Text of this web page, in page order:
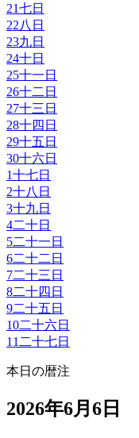
21七日
22八日
23九日
24十日
25十一日
26十二日
27十三日
28十四日
29十五日
30十六日
1十七日
2十八日
3十九日
4二十日
5二十一日
6二十二日
7二十三日
8二十四日
9二十五日
10二十六日
11 二十七日
本日の暦注
2026年6月6日